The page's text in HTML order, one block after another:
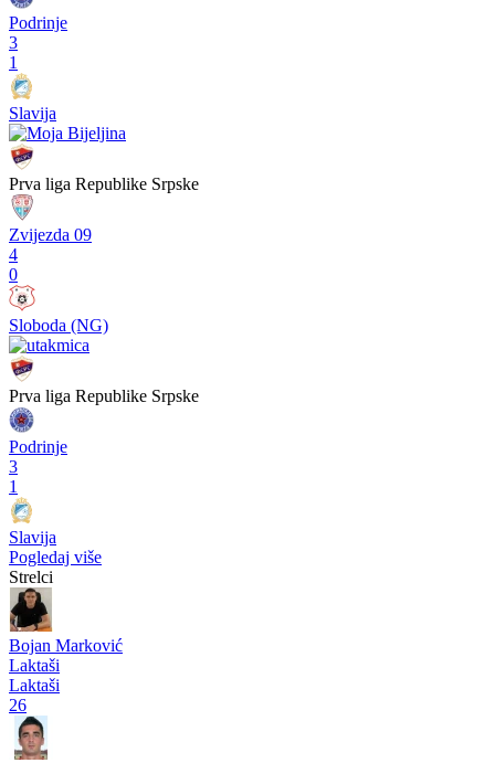
Podrinje
3
1
Slavija
Prva liga Republike Srpske
Zvijezda 09
4
0
Sloboda (NG)
Prva liga Republike Srpske
Podrinje
3
1
Slavija
Pogledaj više
Strelci
Bojan Marković
Laktaši
Laktaši
26